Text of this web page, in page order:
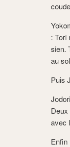
: Tori
sien.
au
Puis
Deux
avec
Enfin